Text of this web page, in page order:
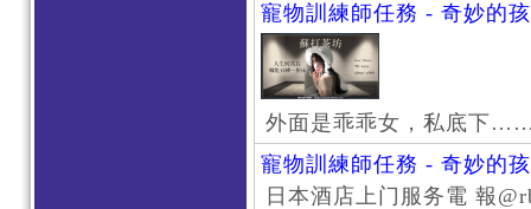
寵物訓練師任務 - 奇妙的
外面是乖乖女，私底下
寵物訓練師任務 - 奇妙的
日本酒店上门服务電 報